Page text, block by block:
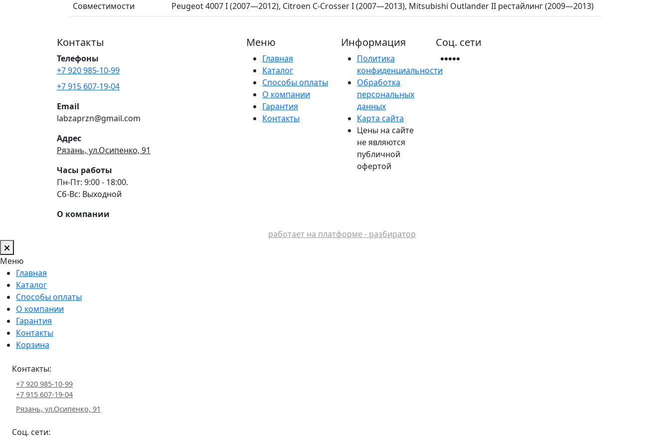
Совместимости
Peugeot 4007 I (2007—2012), Citroen C-Crosser I (2007—2013), Mitsubishi Outlander II рестайлинг (2009—2013)
Контакты
Телефоны
+7 920 985-10-99
+7 915 607-19-04
Email
labzaprzn@gmail.com
Адрес
Рязань, ул.Осипенко, 91
Часы работы
Пн-Пт: 9:00 - 18:00.
Сб-Вс: Выходной
О компании
Меню
Главная
Каталог
Способы оплаты
О компании
Гарантия
Контакты
Информация
Политика
конфиденциальности
Обработка
персональных
данных
Карта сайта
Цены на сайте
не являются
публичной
офертой
Соц. сети
работает на платформе - разбиратор
Меню
Главная
Каталог
Способы оплаты
О компании
Гарантия
Контакты
Корзина
Контакты:
+7 920 985-10-99
+7 915 607-19-04
Рязань, ул.Осипенко, 91
Соц. сети: